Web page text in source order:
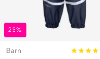
25%
Barn